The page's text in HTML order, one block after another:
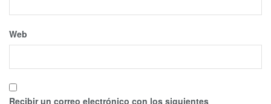
Web
Recibir un correo electrónico con los siguientes